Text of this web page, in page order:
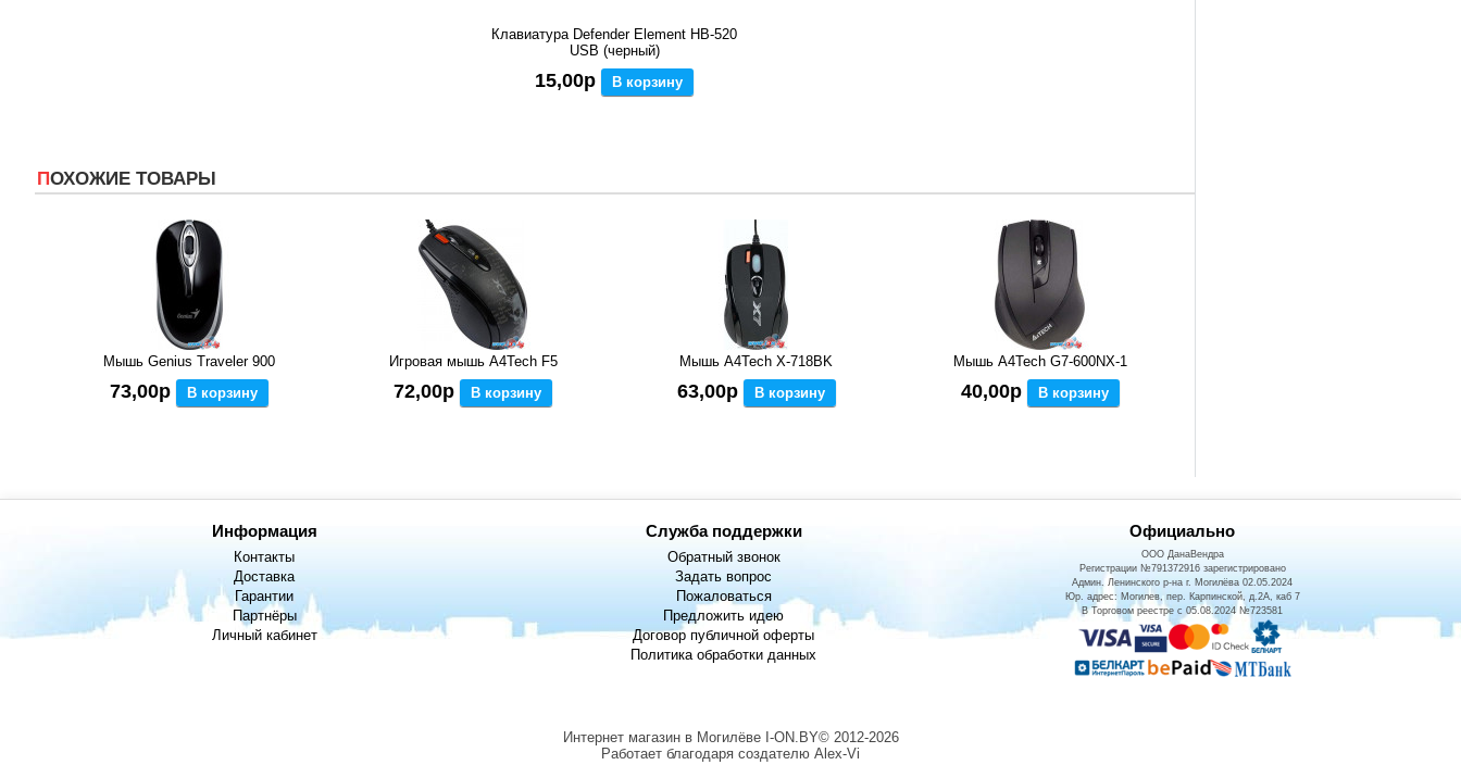
Клавиатура Defender Element HB-520
USB (черный)
15,00р В корзину
ПОХОЖИЕ ТОВАРЫ
Мышь Genius Traveler 900
73,00р В корзину
Игровая мышь A4Tech F5
72,00р В корзину
Мышь A4Tech X-718BK
63,00р В корзину
Мышь A4Tech G7-600NX-1
40,00р В корзину
Информация
Контакты
Доставка
Гарантии
Партнёры
Личный кабинет
Служба поддержки
Обратный звонок
Задать вопрос
Пожаловаться
Предложить идею
Договор публичной оферты
Политика обработки данных
Официально
ООО ДанаВендра
Регистрации №791372916 зарегистрировано
Админ. Ленинского р-на г. Могилёва 02.05.2024
Юр. адрес: Могилев, пер. Карпинской, д.2А, каб 7
В Торговом реестре с 05.08.2024 №723581
Интернет магазин в Могилёве I-ON.BY© 2012-2026
Работает благодаря создателю Alex-Vi